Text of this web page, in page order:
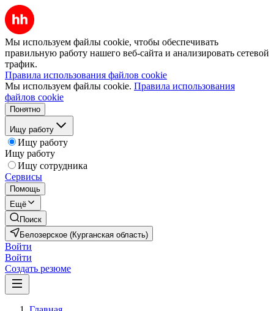
Мы используем файлы cookie, чтобы обеспечивать
правильную работу нашего веб-сайта и анализировать сетевой
трафик.
Правила использования файлов cookie
Мы используем файлы cookie. Правила использования
файлов cookie
Понятно
Ищу работу
Ищу работу
Ищу работу
Ищу сотрудника
Сервисы
Помощь
Ещё
Поиск
Белозерское (Курганская область)
Войти
Войти
Создать резюме